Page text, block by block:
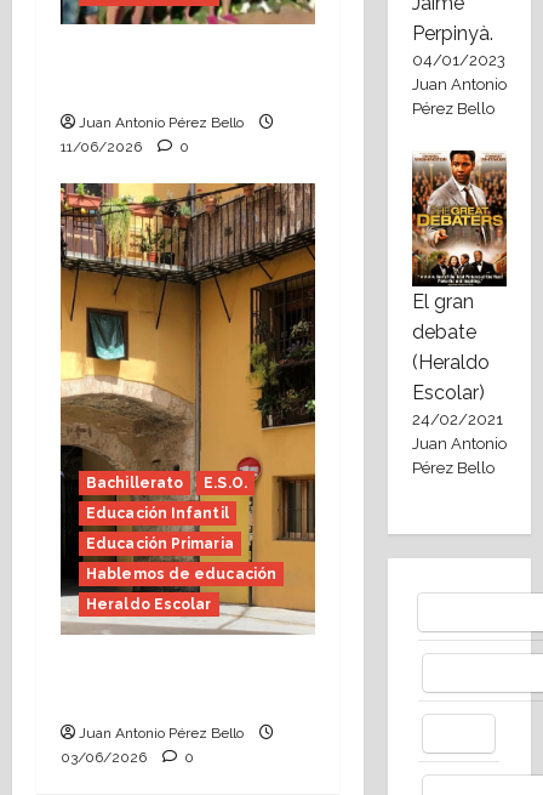
Juan Antonio Pérez Bello
11/06/2026
0
Bachillerato
E.S.O.
Educación Infantil
Educación Primaria
Hablemos de educación
Heraldo Escolar
Juan Antonio Pérez Bello
03/06/2026
0
Perpinyà.
04/01/2023
Juan Antonio
Pérez Bello
El gran
debate
(Heraldo
Escolar)
24/02/2021
Juan Antonio
Pérez Bello